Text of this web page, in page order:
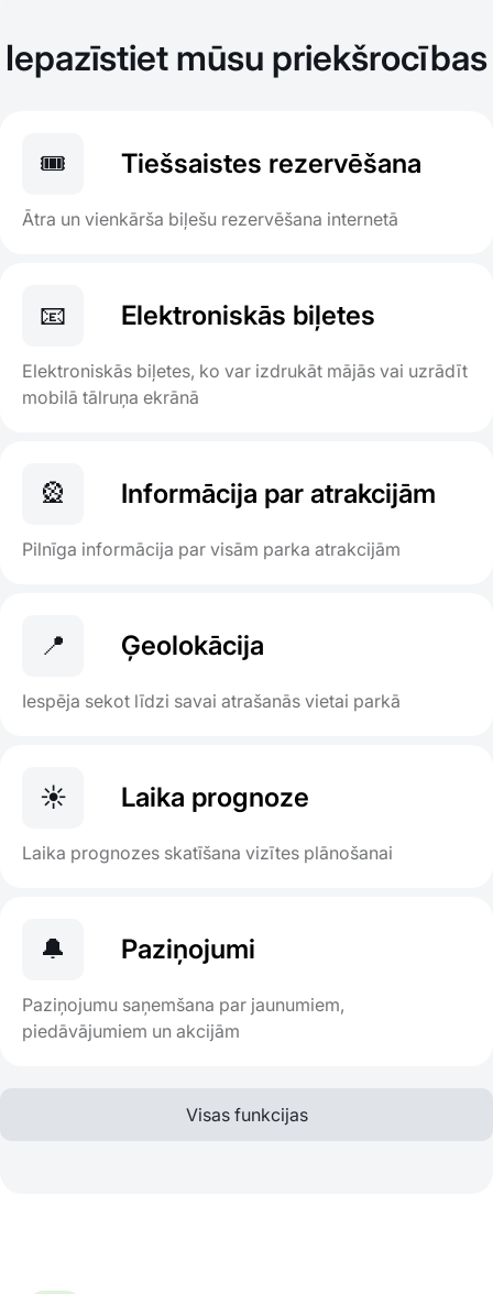
Iepazīstiet mūsu priekšrocības
🎟️ Tiešsaistes rezervēšana
Ātra un vienkārša biļešu rezervēšana internetā
📧 Elektroniskās biļetes
Elektroniskās biļetes, ko var izdrukāt mājās vai uzrādīt
mobilā tālruņa ekrānā
🎡 Informācija par atrakcijām
Pilnīga informācija par visām parka atrakcijām
📍 Ģeolokācija
Iespēja sekot līdzi savai atrašanās vietai parkā
☀️ Laika prognoze
Laika prognozes skatīšana vizītes plānošanai
🔔 Paziņojumi
Paziņojumu saņemšana par jaunumiem,
piedāvājumiem un akcijām
Visas funkcijas